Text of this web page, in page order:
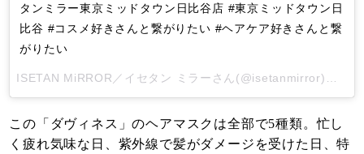
タンミラー東京ミッドタウン日比谷店 #東京ミッドタウン日
比谷 #コスメ好きさんと繋がりたい #ヘアケア好きさんと繋
がりたい
ISETAN MiRROR／イセタン ミラー さん(@isetanmirror)がシェアした投稿 -
この「ダヴィネス」のヘアマスクは全部で5種類。忙し
く疲れ気味な日、紫外線で髪がダメージを受けた日、特